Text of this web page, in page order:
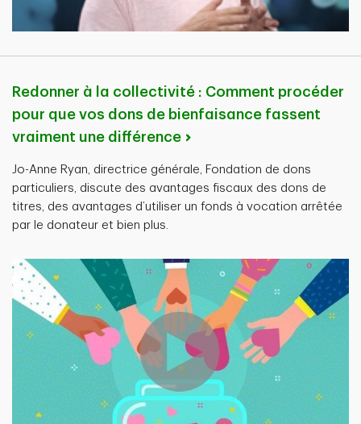
Redonner à la collectivité : Comment procéder
pour que vos dons de bienfaisance fassent
vraiment une différence
Jo-Anne Ryan, directrice générale, Fondation de dons
particuliers, discute des avantages fiscaux des dons de
titres, des avantages d’utiliser un fonds à vocation arrêtée
par le donateur et bien plus.